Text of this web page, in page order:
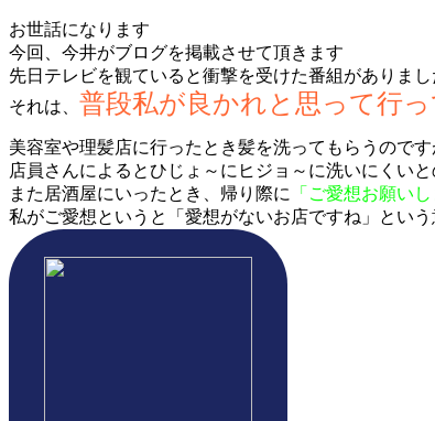
お世話になります
今回、今井がブログを掲載させて頂きます
先日テレビを観ていると衝撃を受けた番組がありまし
それは、 普段私が良かれと思って行
美容室や理髪店に行ったとき髪を洗ってもらうので
店員さんによるとひじょ～にヒジョ～に洗いにくい
また居酒屋にいったとき、帰り際に
「ご愛想お願い
私がご愛想というと「愛想がないお店ですね」とい